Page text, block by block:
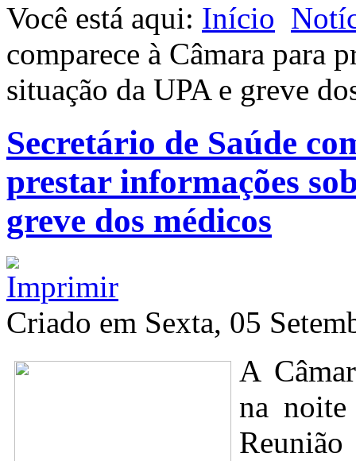
Você está aqui: Início
comparece à Câmara para
situação da UPA e greve
Secretário de Saúde
prestar informações
greve dos médicos
Criado em Sexta, 05
A
na noite